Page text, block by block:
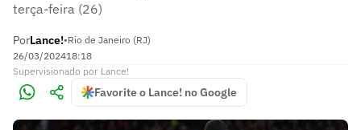
terça-feira (26)
PorLance!•Rio de Janeiro (RJ)
26/03/202418:18
Supervisionado por Lance!
Favorite o Lance! no Google